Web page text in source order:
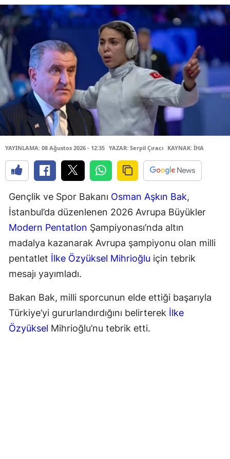
YAYINLAMA: 08 Ağustos 2026 - 12:35 YAZAR: Serpil Çıracı KAYNAK: İHA
Gençlik ve Spor Bakanı Osman Aşkın Bak,
İstanbul’da düzenlenen 2026 Avrupa Büyükler
Modern Pentatlon Şampiyonası’nda altın
madalya kazanarak Avrupa şampiyonu olan milli
pentatlet İlke Özyüksel Mihrioğlu için tebrik
mesajı yayımladı.
Bakan Bak, milli sporcunun elde ettiği başarıyla
Türkiye’yi gururlandırdığını belirterek İlke
Özyüksel Mihrioğlu’nu tebrik etti.